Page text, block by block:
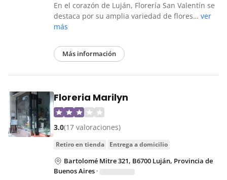
En el corazón de Luján, Florería San Valentín se
destaca por su amplia variedad de flores… ver
más
Más información
Floreria Marilyn
3.0(17 valoraciones)
retiro en tienda entrega a domicilio
Bartolomé Mitre 321, B6700 Luján, Provincia de
Buenos Aires ·